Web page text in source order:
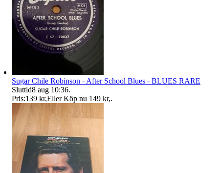
Sugar Chile Robinson - After School Blues - BLUES RARE
Sluttid8 aug 10:36.
Pris:139 kr,Eller Köp nu 149 kr,.